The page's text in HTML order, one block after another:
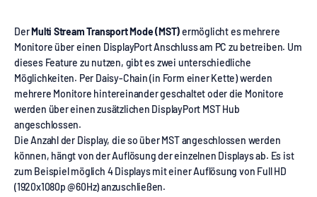
DerMulti Stream Transport Mode (MST)ermöglicht es mehrere
Monitore über einen DisplayPort Anschluss am PC zu betreiben. Um
dieses Feature zu nutzen, gibt es zwei unterschiedliche
Möglichkeiten. Per Daisy-Chain (in Form einer Kette) werden
mehrere Monitore hintereinander geschaltet oder die Monitore
werden über einen zusätzlichen DisplayPort MST Hub
angeschlossen.
Die Anzahl der Display, die so über MST angeschlossen werden
können, hängt von der Auflösung der einzelnen Displays ab. Es ist
zum Beispiel möglich 4 Displays mit einer Auflösung von Full HD
(1920x1080p @60Hz) anzuschließen.